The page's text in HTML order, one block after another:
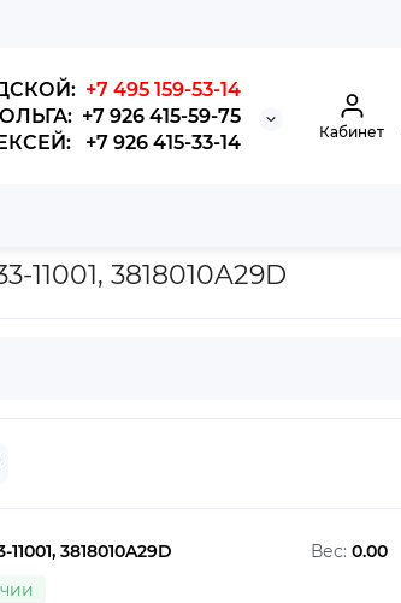
+7 495 159-53-14
ОЛЬГА: +7 926 415-59-75
+7 926 415-33-14
Кабинет
3818010A29D
11001, 3818010A29D Вес:0.00